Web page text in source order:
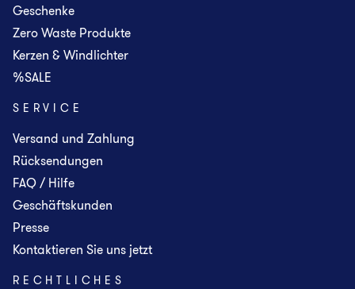
Geschenke
Zero Waste Produkte
Kerzen & Windlichter
%SALE
SERVICE
Versand und Zahlung
Rücksendungen
FAQ / Hilfe
Geschäftskunden
Presse
Kontaktieren Sie uns jetzt
RECHTLICHES